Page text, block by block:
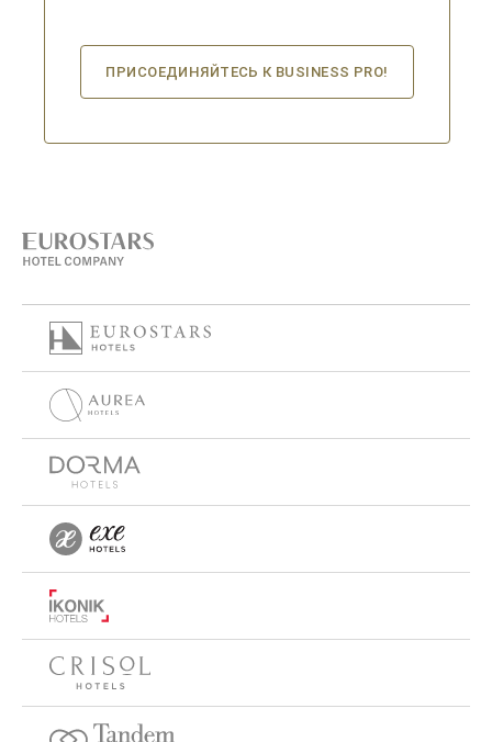
ПРИСОЕДИНЯЙТЕСЬ К BUSINESS PRO!